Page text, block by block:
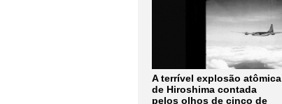
A terrível explosão atômica
de Hiroshima contada
pelos olhos de cinco de